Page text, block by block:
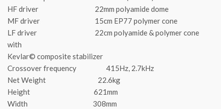
HF driver 22mm polyamide dome
MF driver 15cm EP77 polymer cone
LF driver 22cm polyamide & polymer cone
with
Kevlar© composite stabilizer
Crossover frequency 415Hz, 2.7kHz
Net Weight 22.6kg
Height 621mm
Width 308mm